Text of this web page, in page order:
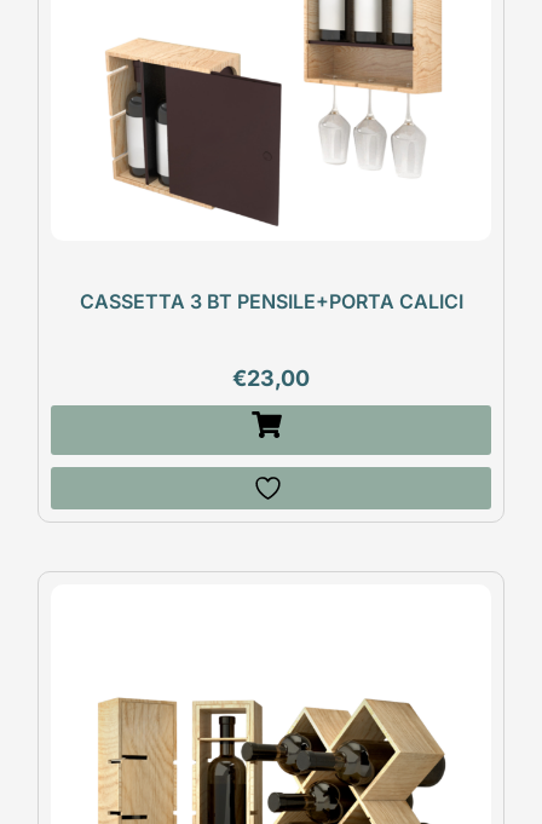
CASSETTA 3 BT PENSILE+PORTA CALICI
€23,00